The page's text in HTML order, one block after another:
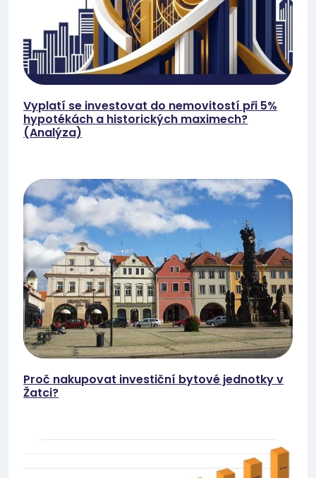
Vyplatí se investovat do nemovitostí při 5%
hypotékách a historických maximech?
(Analýza)
Proč nakupovat investiční bytové jednotky v
Žatci?